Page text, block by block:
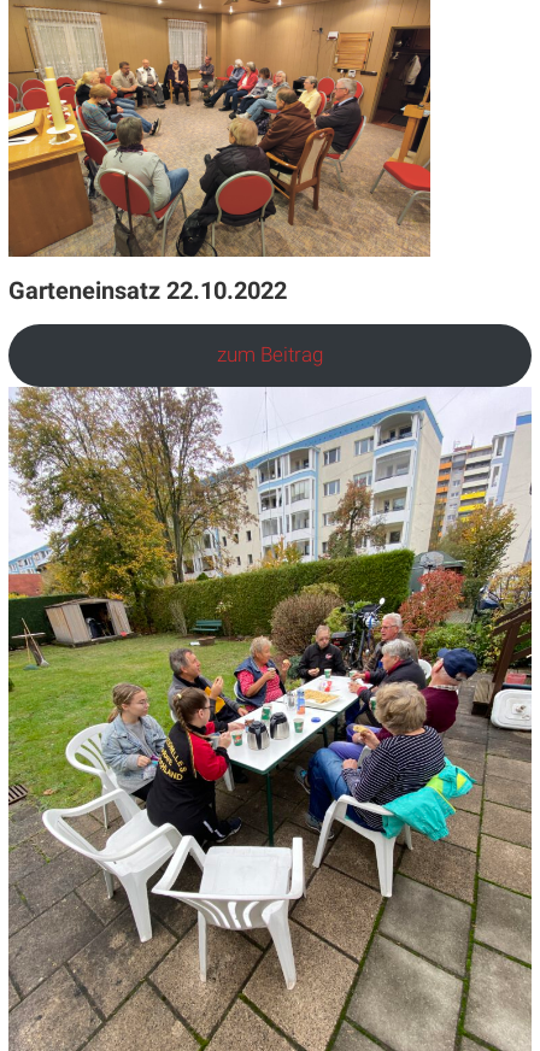
Garteneinsatz 22.10.2022
zum Beitrag